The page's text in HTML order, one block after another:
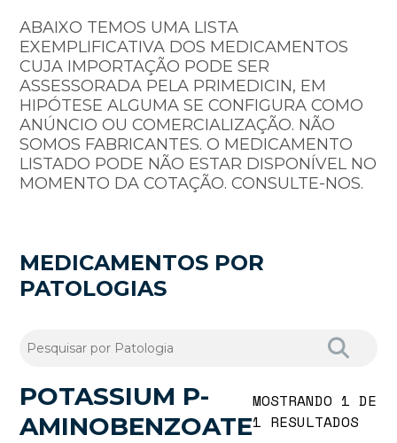
ABAIXO TEMOS UMA LISTA
EXEMPLIFICATIVA DOS MEDICAMENTOS
CUJA IMPORTAÇÃO PODE SER
ASSESSORADA PELA PRIMEDICIN, EM
HIPÓTESE ALGUMA SE CONFIGURA COMO
ANÚNCIO OU COMERCIALIZAÇÃO. NÃO
SOMOS FABRICANTES. O MEDICAMENTO
LISTADO PODE NÃO ESTAR DISPONÍVEL NO
MOMENTO DA COTAÇÃO. CONSULTE-NOS.
MEDICAMENTOS POR
PATOLOGIAS
POTASSIUM P-
AMINOBENZOATE
MOSTRANDO 1 DE
1 RESULTADOS